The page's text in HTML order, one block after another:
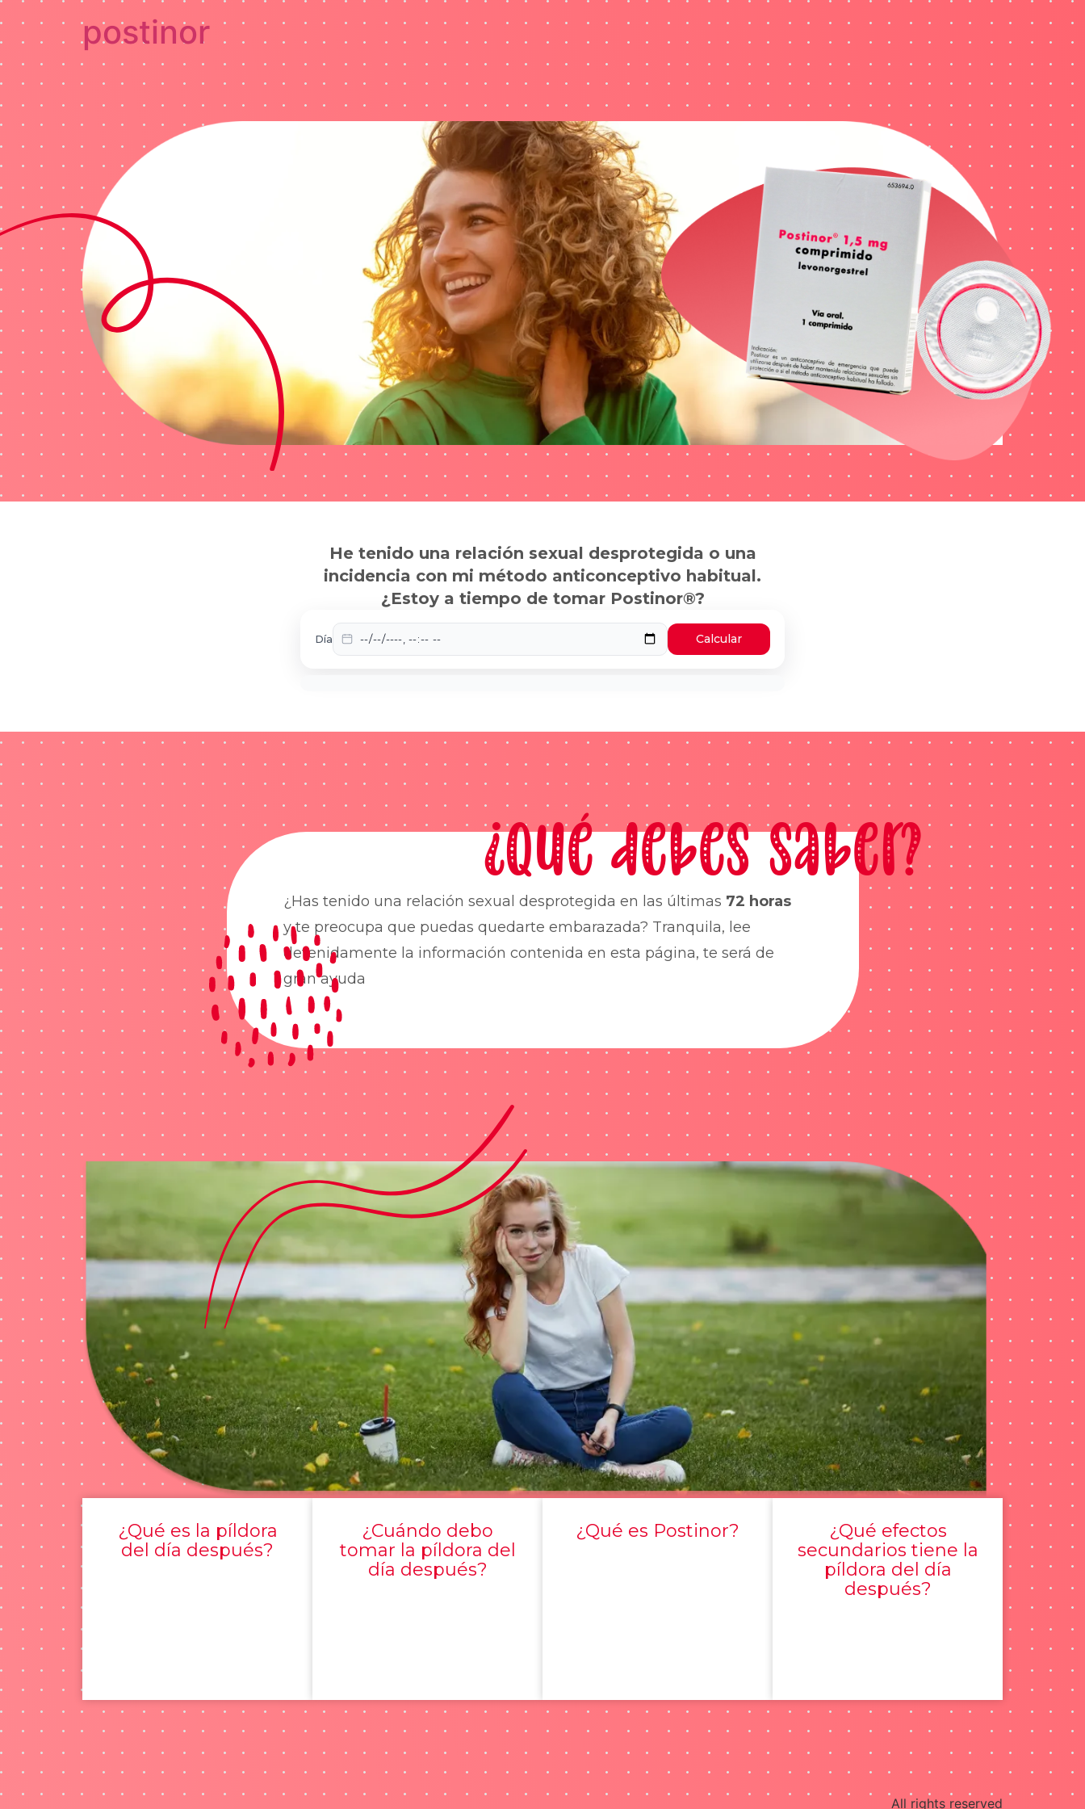
postinor
He tenido una relación sexual desprotegida o una
incidencia con mi método anticonceptivo habitual.
¿Estoy a tiempo de tomar Postinor®?
Día Calcular
¿Qué debes saber?
¿Has tenido una relación sexual desprotegida en las últimas 72 horas
y te preocupa que puedas quedarte embarazada? Tranquila, lee
detenidamente la información contenida en esta página, te será de
gran ayuda
¿Qué es la píldora
del día después?
¿Cuándo debo
tomar la píldora del
día después?
¿Qué es Postinor?
¿Qué efectos
secundarios tiene la
píldora del día
después?
All rights reserved